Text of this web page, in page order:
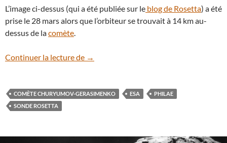
L’image ci-dessus (qui a été publiée sur le blog de Rosetta) a été
prise le 28 mars alors que l’orbiteur se trouvait à 14 km au-
dessus de lacomète.
Continuer la lecture de Rosetta survole la comète Tchouri en
→
COMÈTE CHURYUMOV-GERASIMENKO ESA
PHILAE
SONDE ROSETTA